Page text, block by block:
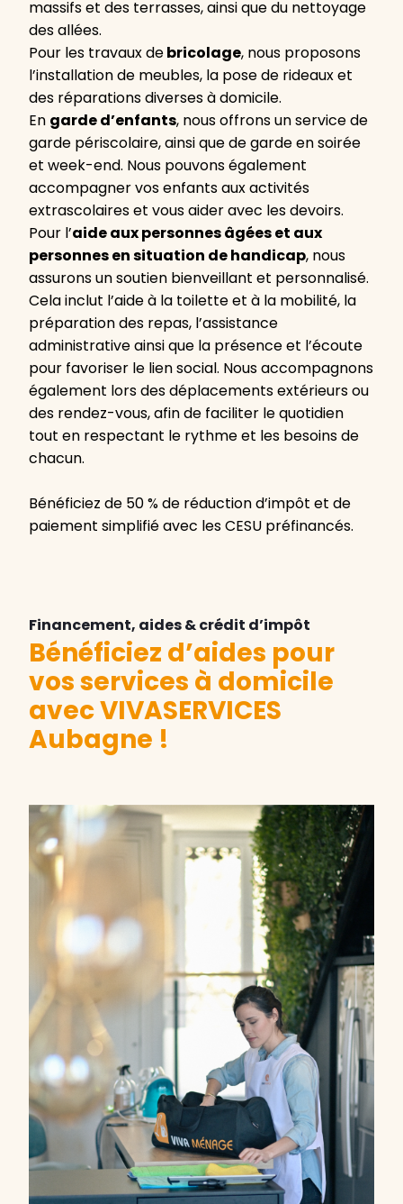
massifs et des terrasses, ainsi que du nettoyage
des allées.
Pour les travaux debricolage, nous proposons
l’installation de meubles, la pose de rideaux et
des réparations diverses à domicile.
En garde d’enfants, nous offrons un service de
garde périscolaire, ainsi que de garde en soirée
et week-end. Nous pouvons également
accompagner vos enfants aux activités
extrascolaires et vous aider avec les devoirs.
Pour l’aide aux personnes âgées et aux
personnes en situation de handicap, nous
assurons un soutien bienveillant et personnalisé.
Cela inclut l’aide à la toilette et à la mobilité, la
préparation des repas, l’assistance
administrative ainsi que la présence et l’écoute
pour favoriser le lien social. Nous accompagnons
également lors des déplacements extérieurs ou
des rendez-vous, afin de faciliter le quotidien
tout en respectant le rythme et les besoins de
chacun.
Bénéficiez de 50 % de réduction d’impôt et de
paiement simplifié avec les CESU préfinancés.
Financement, aides & crédit d’impôt
Bénéficiez d’aides pour
vos services à domicile
avec VIVASERVICES
Aubagne !